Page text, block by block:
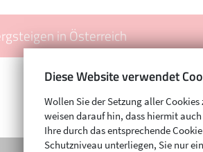
in Österreich
Diese Website verwendet
Wollen Sie der Setzung aller
weisen darauf hin, dass hiermit
Ihre durch das entsprechende
Schutzniveau unterliegen, Sie nur